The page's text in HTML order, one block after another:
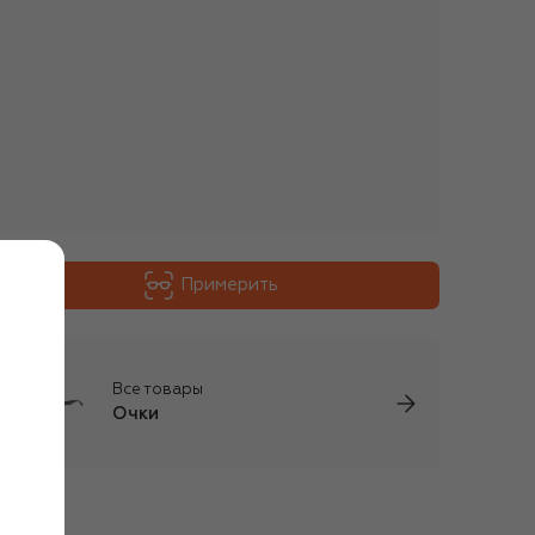
Примерить
Все товары
Очки